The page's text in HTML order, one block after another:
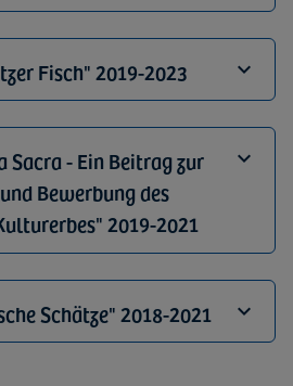
Fisch" 2019-2023
Sacra - Ein Beitrag zur
Bewerbung des
2019-2021
Schätze" 2018-2021